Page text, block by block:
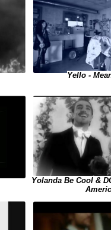
Yello -
Yolanda Be Cool &